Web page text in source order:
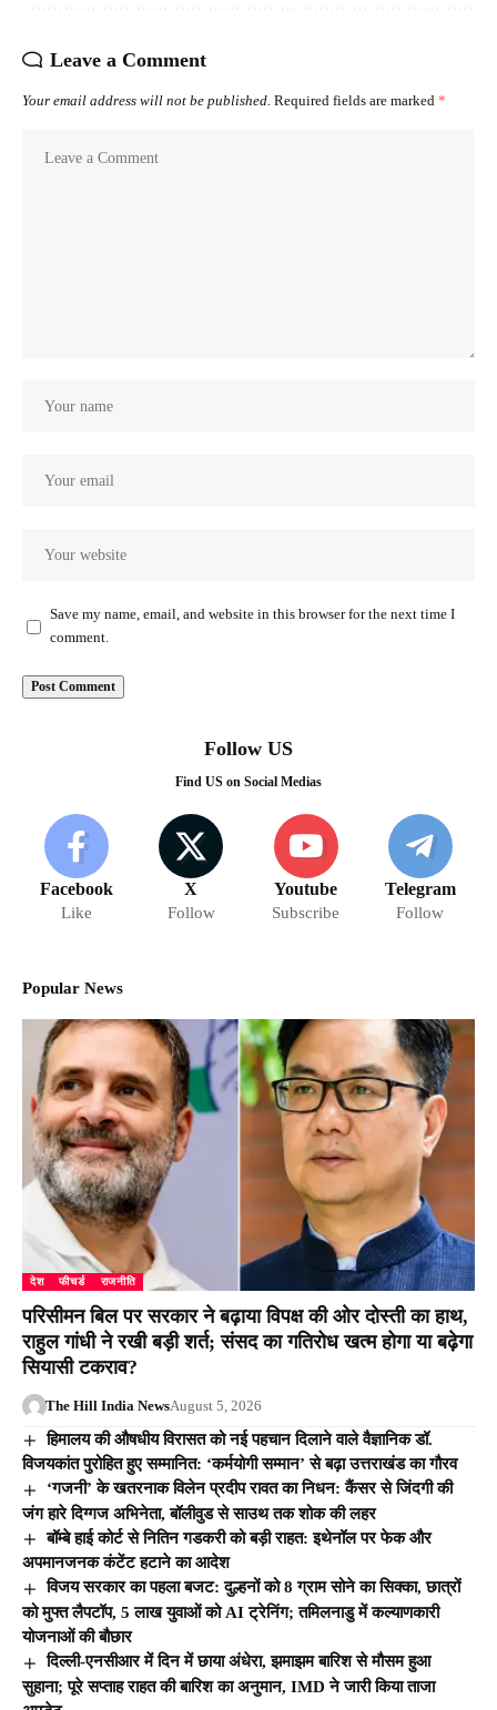
Leave a Comment
Your email address will not be published. Required fields are marked *
Save my name, email, and website in this browser for the next time I
comment.
Follow US
Find US on Social Medias
Facebook
Like
X
Follow
Youtube
Subscribe
Telegram
Follow
Popular News
देश फीचर्ड राजनीति
परिसीमन बिल पर सरकार ने बढ़ाया विपक्ष की ओर दोस्ती का हाथ,
राहुल गांधी ने रखी बड़ी शर्त; संसद का गतिरोध खत्म होगा या बढ़ेगा
सियासी टकराव?
The Hill India NewsAugust 5, 2026
हिमालय की औषधीय विरासत को नई पहचान दिलाने वाले वैज्ञानिक डॉ.
विजयकांत पुरोहित हुए सम्मानित: ‘कर्मयोगी सम्मान’ से बढ़ा उत्तराखंड का गौरव
‘गजनी’ के खतरनाक विलेन प्रदीप रावत का निधन: कैंसर से जिंदगी की
जंग हारे दिग्गज अभिनेता, बॉलीवुड से साउथ तक शोक की लहर
बॉम्बे हाई कोर्ट से नितिन गडकरी को बड़ी राहत: इथेनॉल पर फेक और
अपमानजनक कंटेंट हटाने का आदेश
विजय सरकार का पहला बजट: दुल्हनों को 8 ग्राम सोने का सिक्का, छात्रों
को मुफ्त लैपटॉप, 5 लाख युवाओं को AI ट्रेनिंग; तमिलनाडु में कल्याणकारी
योजनाओं की बौछार
दिल्ली-एनसीआर में दिन में छाया अंधेरा, झमाझम बारिश से मौसम हुआ
सुहाना; पूरे सप्ताह राहत की बारिश का अनुमान, IMD ने जारी किया ताजा